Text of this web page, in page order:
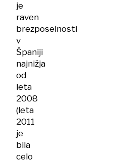
je
raven
brezposelnosti
v
Španiji
najnižja
od
leta
2008
(leta
2011
je
bila
celo